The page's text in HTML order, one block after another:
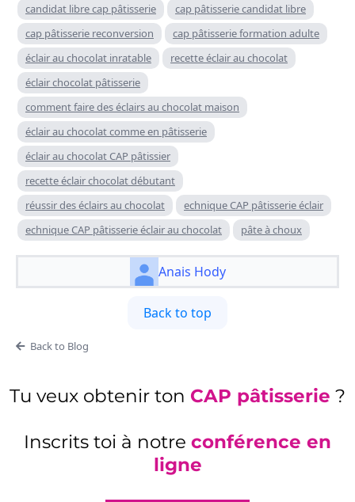
candidat libre cap pâtisserie
cap pâtisserie candidat libre
cap pâtisserie reconversion
cap pâtisserie formation adulte
éclair au chocolat inratable
recette éclair au chocolat
éclair chocolat pâtisserie
comment faire des éclairs au chocolat maison
éclair au chocolat comme en pâtisserie
éclair au chocolat CAP pâtissier
recette éclair chocolat débutant
réussir des éclairs au chocolat
echnique CAP pâtisserie éclair
echnique CAP pâtisserie éclair au chocolat
pâte à choux
Anais Hody
Back to top
Back to Blog
Tu veux obtenir ton CAP pâtisserie ?
Inscrits toi à notre conférence en
ligne